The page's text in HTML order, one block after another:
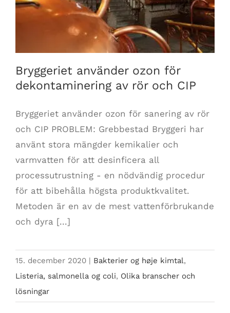
och CIP
Bryggeriet använder ozon för
dekontaminering av rör och CIP
Bryggeriet använder ozon för sanering av rör
och CIP PROBLEM: Grebbestad Bryggeri har
använt stora mängder kemikalier och
varmvatten för att desinficera all
processutrustning - en nödvändig procedur
för att bibehålla högsta produktkvalitet.
Metoden är en av de mest vattenförbrukande
och dyra [...]
15. december 2020 | Bakterier og høje kimtal,
Listeria, salmonella og coli, Olika branscher och
lösningar